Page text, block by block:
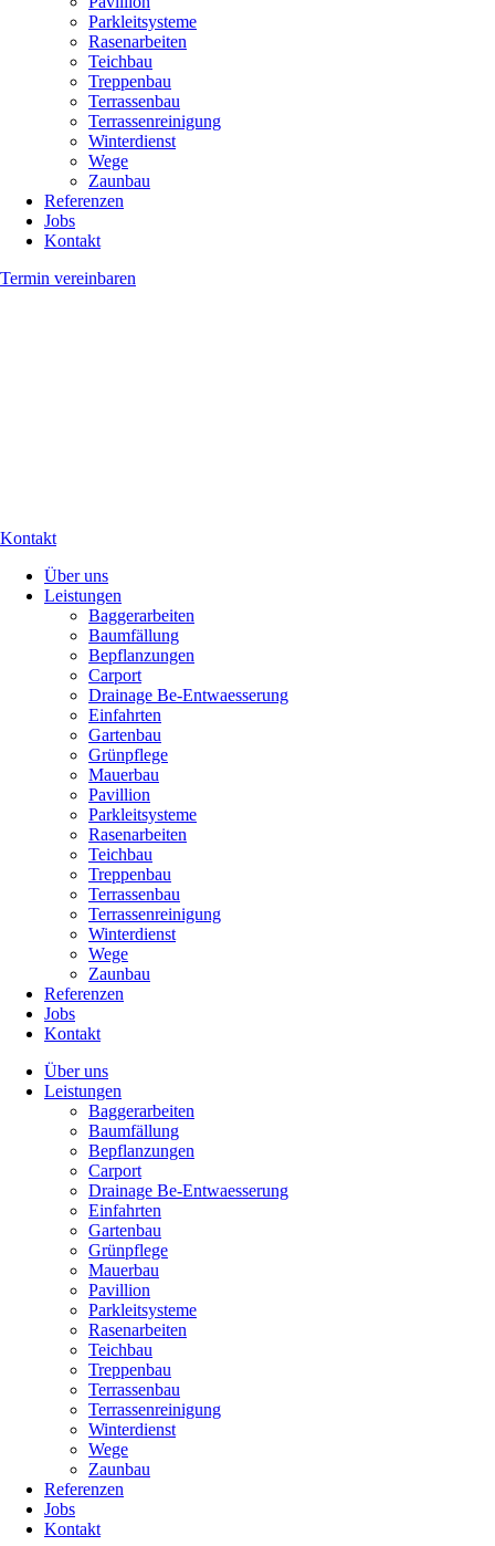
Parkleitsysteme
Rasenarbeiten
Teichbau
Treppenbau
Terrassenbau
Terrassenreinigung
Winterdienst
Wege
Zaunbau
Referenzen
Jobs
Kontakt
Termin vereinbaren
Kontakt
Über uns
Leistungen
Baggerarbeiten
Baumfällung
Bepflanzungen
Carport
Drainage Be-Entwaesserung
Einfahrten
Gartenbau
Grünpflege
Mauerbau
Pavillion
Parkleitsysteme
Rasenarbeiten
Teichbau
Treppenbau
Terrassenbau
Terrassenreinigung
Winterdienst
Wege
Zaunbau
Referenzen
Jobs
Kontakt
Über uns
Leistungen
Baggerarbeiten
Baumfällung
Bepflanzungen
Carport
Drainage Be-Entwaesserung
Einfahrten
Gartenbau
Grünpflege
Mauerbau
Pavillion
Parkleitsysteme
Rasenarbeiten
Teichbau
Treppenbau
Terrassenbau
Terrassenreinigung
Winterdienst
Wege
Zaunbau
Referenzen
Jobs
Kontakt